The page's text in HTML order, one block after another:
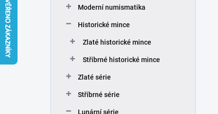
Moderní numismatika
Historické mince
Zlaté historické mince
Stříbrné historické mince
Zlaté série
Stříbrné série
Lunární série